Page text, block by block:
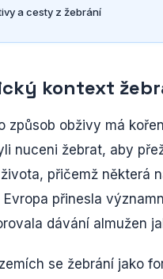
a cesty z žebrání
kontext
způsob obživy má
nuceni žebrat, aby
přičemž některá
přinesla
dávání almužen
se žebrání jako